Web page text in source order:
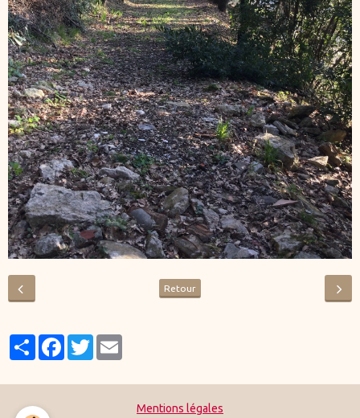
Retour
PartagerFacebook
Twitter
Mentions légales